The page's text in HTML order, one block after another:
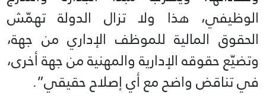
الوظيفي، هذا ولا تزال الدولة تهمّش
الحقوق المالية للموظف الإداري من جهة،
وتضيّع حقوقه الإدارية والمهنية من جهة أخرى،
في تناقض واضح مع أي إصلاح حقيقي”.